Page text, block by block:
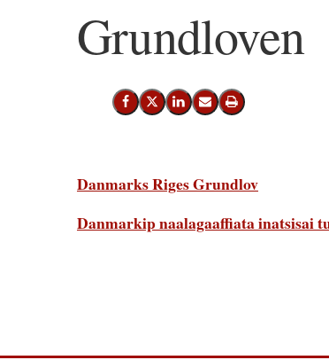
Grundloven
Del på Facebook
Del på X (Twitter)
Del på LinkedIn
Send email
Print
Danmarks Riges Grundlov
Danmarkip naalagaaffiata inatsisai